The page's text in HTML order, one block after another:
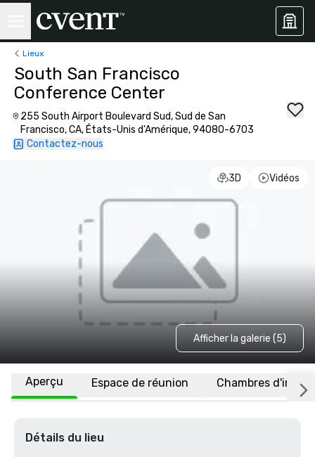
Lieux
South San Francisco
Conference Center
255 South Airport Boulevard Sud, Sud de San
Francisco, CA, États-Unis d'Amérique, 94080-6703
Contactez-nous
3D Vidéos
Afficher la galerie (5)
Aperçu Espace de réunion Chambres
Détails du lieu